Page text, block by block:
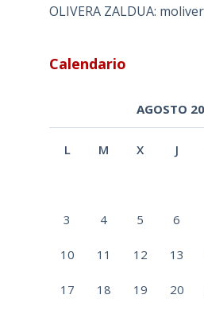
OLIVERA ZALDUA:
Calendario
AGOSTO
L M X J
3 4 5 6
10 11 12 13
17 18 19 20